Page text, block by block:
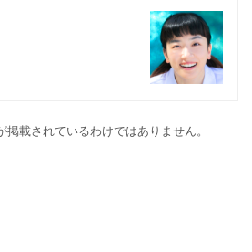
載されているわけではありません。